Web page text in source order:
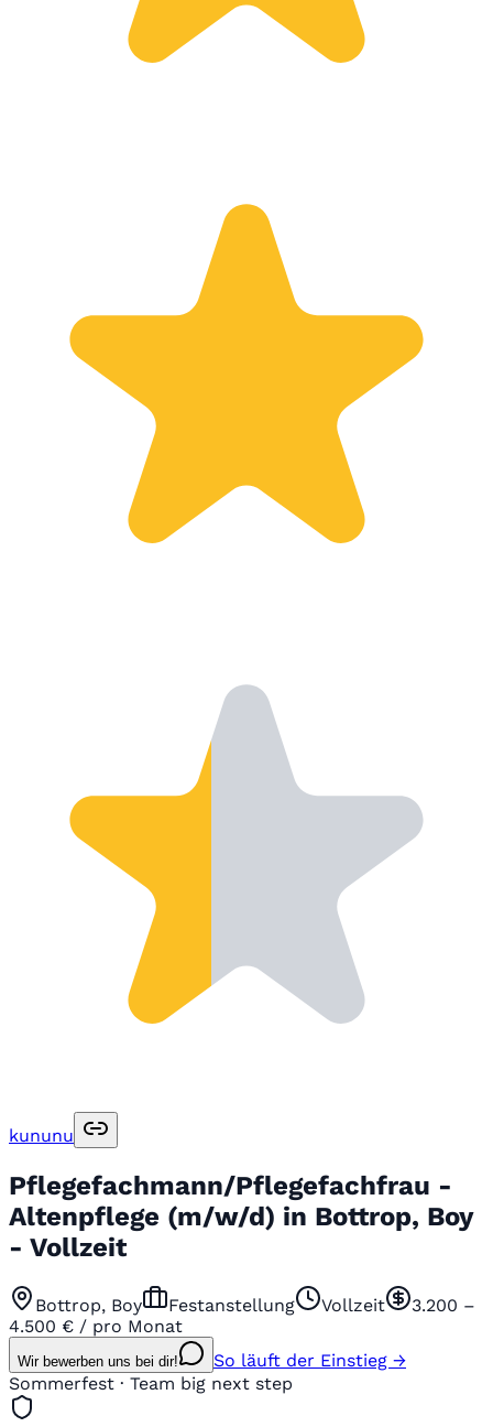
kununu
Pflegefachmann/Pflegefachfrau -
Altenpflege (m/w/d) in Bottrop, Boy
- Vollzeit
Bottrop, Boy Festanstellung Vollzeit
3.200 –
4.500 € / pro Monat
Wir bewerben uns bei dir!
So läuft der Einstieg →
Sommerfest · Team big next step